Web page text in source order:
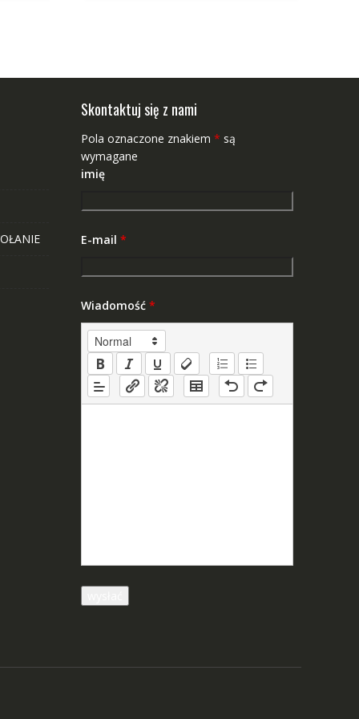
Skontaktuj się z nami
Pola oznaczone znakiem * są
wymagane
imię
E-mail *
Wiadomość *